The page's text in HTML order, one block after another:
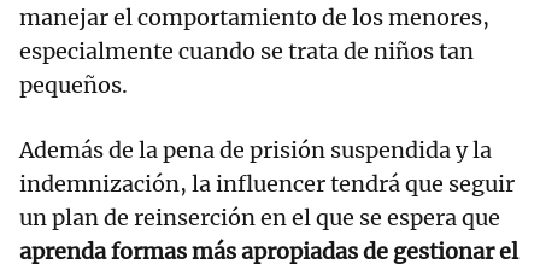
manejar el comportamiento de los menores,
especialmente cuando se trata de niños tan
pequeños.
Además de la pena de prisión suspendida y la
indemnización, la influencer tendrá que seguir
un plan de reinserción en el que se espera que
aprenda formas más apropiadas de gestionar el